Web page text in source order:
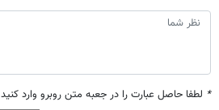
* لطفا حاصل عبارت را در جعبه متن روبرو وارد کنید